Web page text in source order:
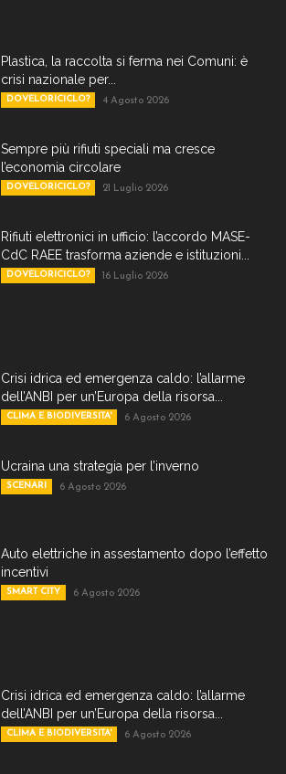
Plastica, la raccolta si ferma nei Comuni: è
crisi nazionale per...
DOVELORICICLO? 4 Agosto 2026
Sempre più rifiuti speciali ma cresce
l’economia circolare
DOVELORICICLO? 21 Luglio 2026
Rifiuti elettronici in ufficio: l’accordo MASE-
CdC RAEE trasforma aziende e istituzioni...
DOVELORICICLO? 16 Luglio 2026
Crisi idrica ed emergenza caldo: l’allarme
dell’ANBI per un’Europa della risorsa...
CLIMA E BIODIVERSITA' 6 Agosto 2026
Ucraina una strategia per l’inverno
SCENARI 6 Agosto 2026
Auto elettriche in assestamento dopo l’effetto
incentivi
SMART CITY 6 Agosto 2026
Crisi idrica ed emergenza caldo: l’allarme
dell’ANBI per un’Europa della risorsa...
CLIMA E BIODIVERSITA' 6 Agosto 2026